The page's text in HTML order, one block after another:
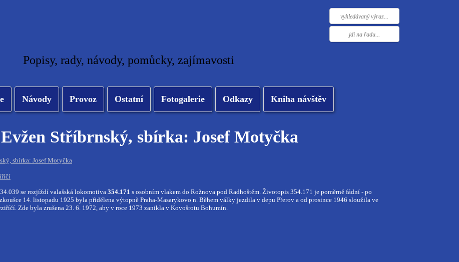
Popisy, rady, návody, pomůcky, zajímavosti
Návody Provoz Ostatní Fotogalerie Odkazy Kniha návštěv
Stříbrnský, sbírka: Josef Motyčka
sbírka: Josef Motyčka
se rozjíždí valašská lokomotiva354.171 s osobním vlakem do Rožnova pod Radhoštěm. Životopis 354.171 je poměrně fádní - po
14. listopadu 1925 byla přidělena výtopně Praha-Masarykovo n. Během války jezdila v depu Přerov a od prosince 1946 sloužila ve
Zde byla zrušena 23. 6. 1972, aby v roce 1973 zanikla v Kovošrotu Bohumín.